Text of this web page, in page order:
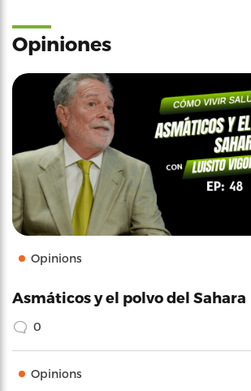
Opiniones
Opinions
Asmáticos y el polvo del Sahara
0
Opinions